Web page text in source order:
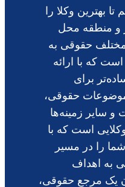
بهترین وکلا را
و منطقه محل
حقوقی به
که با ارائه
برای
حقوقی،
و سایر زمینه‌ها
است که با
را در مسیر
به اهداف
یک مرجع حقوقی،